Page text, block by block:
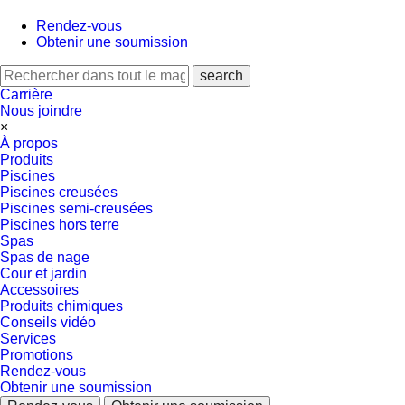
Rendez-vous
Obtenir une soumission
Carrière
Nous joindre
×
À propos
Produits
Piscines
Piscines creusées
Piscines semi-creusées
Piscines hors terre
Spas
Spas de nage
Cour et jardin
Accessoires
Produits chimiques
Conseils vidéo
Services
Promotions
Rendez-vous
Obtenir une soumission